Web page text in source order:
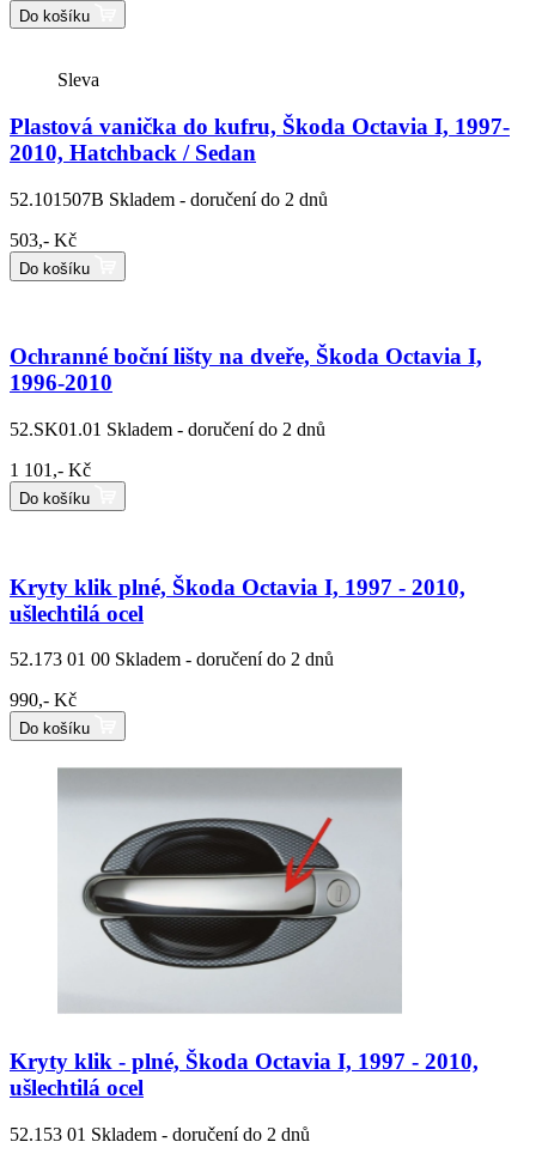
Do košíku
Sleva
Plastová vanička do kufru, Škoda Octavia I, 1997-
2010, Hatchback / Sedan
52.101507B Skladem - doručení do 2 dnů
503,- Kč
Do košíku
Ochranné boční lišty na dveře, Škoda Octavia I,
1996-2010
52.SK01.01 Skladem - doručení do 2 dnů
1 101,- Kč
Do košíku
Kryty klik plné, Škoda Octavia I, 1997 - 2010,
ušlechtilá ocel
52.173 01 00 Skladem - doručení do 2 dnů
990,- Kč
Do košíku
Kryty klik - plné, Škoda Octavia I, 1997 - 2010,
ušlechtilá ocel
52.153 01 Skladem - doručení do 2 dnů